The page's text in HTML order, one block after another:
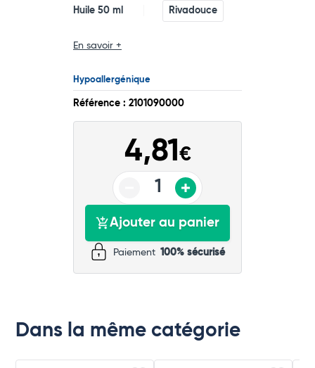
Commander
Huile 50 ml Rivadouce
En savoir +
Hypoallergénique
Référence : 2101090000
4,81€
Ajouter au panier
Paiement 100% sécurisé
Dans la même catégorie